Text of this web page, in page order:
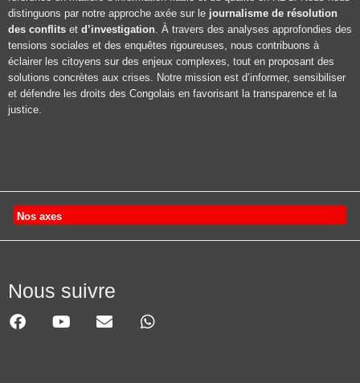
distinguons par notre approche axée sur le journalisme de résolution
des conflits et d’investigation. À travers des analyses approfondies des
tensions sociales et des enquêtes rigoureuses, nous contribuons à
éclairer les citoyens sur des enjeux complexes, tout en proposant des
solutions concrètes aux crises. Notre mission est d’informer, sensibiliser
et défendre les droits des Congolais en favorisant la transparence et la
justice.
Nos axes
Nous suivre